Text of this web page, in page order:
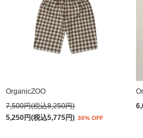
OrganicZOO
7,500円(税込8,250円)
5,250円(税込5,775円) 30% OFF